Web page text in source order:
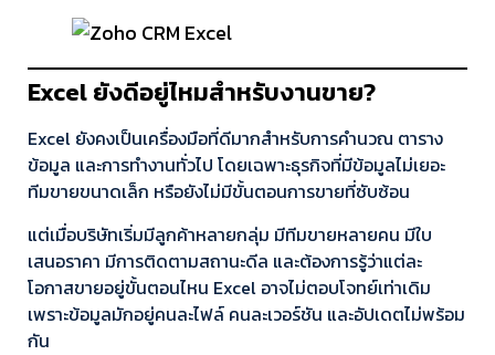
Excel ยังดีอยู่ไหมสำหรับงานขาย?
Excel ยังคงเป็นเครื่องมือที่ดีมากสำหรับการคำนวณ ตาราง
ข้อมูล และการทำงานทั่วไป โดยเฉพาะธุรกิจที่มีข้อมูลไม่เยอะ
ทีมขายขนาดเล็ก หรือยังไม่มีขั้นตอนการขายที่ซับซ้อน
แต่เมื่อบริษัทเริ่มมีลูกค้าหลายกลุ่ม มีทีมขายหลายคน มีใบ
เสนอราคา มีการติดตามสถานะดีล และต้องการรู้ว่าแต่ละ
โอกาสขายอยู่ขั้นตอนไหน Excel อาจไม่ตอบโจทย์เท่าเดิม
เพราะข้อมูลมักอยู่คนละไฟล์ คนละเวอร์ชัน และอัปเดตไม่พร้อม
กัน